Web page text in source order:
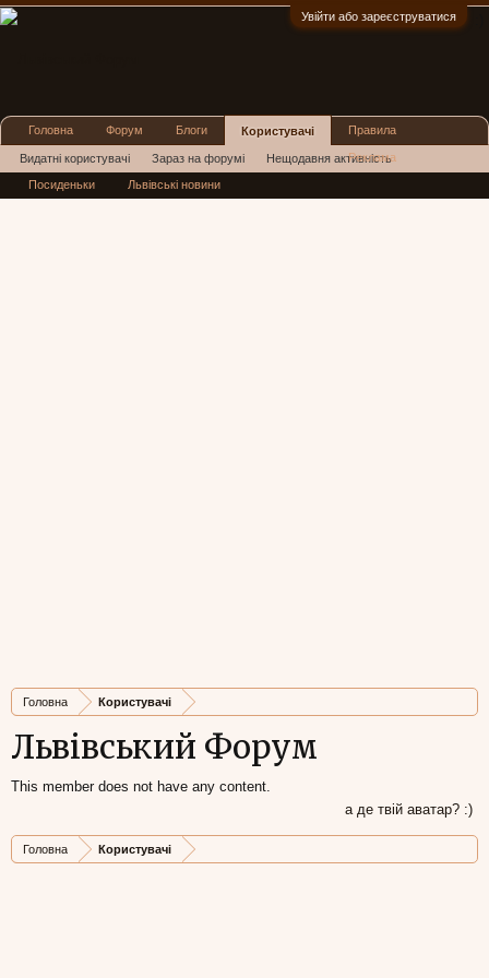
Увійти або зареєструватися
Головна Користувачі
Львівський Форум
This member does not have any content.
а де твій аватар? :)
Головна Користувачі
Головна Форум Блоги Користувачі
Видатні користувачі Зараз на форумі Нещодавня активність
Нові повідомлення профілю
Правила
Реклама
Посиденьки Львівські новини